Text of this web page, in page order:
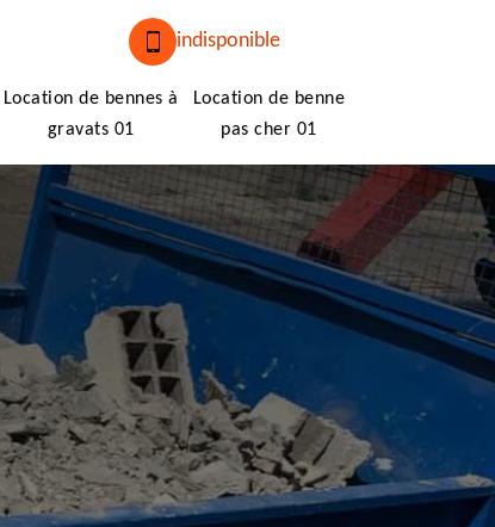
indisponible
Location de bennes à
gravats 01
Location de benne
pas cher 01